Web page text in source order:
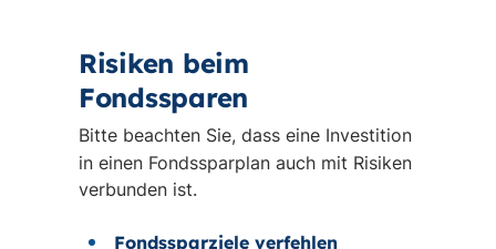
Risiken beim
Fondssparen
Bitte beachten Sie, dass eine Investition
in einen Fondssparplan auch mit Risiken
verbunden ist.
Fondssparziele verfehlen